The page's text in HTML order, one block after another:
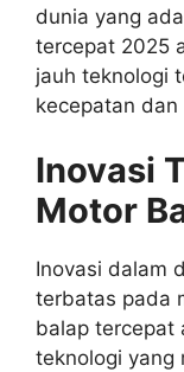
dunia yang
tercepat 2025
jauh teknologi
kecepatan
Inovasi
Motor
Inovasi dalam
terbatas pada
balap tercepat
teknologi yang